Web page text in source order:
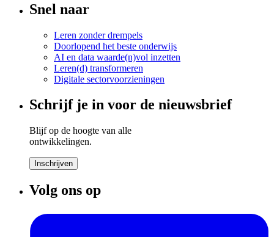
Snel naar
Leren zonder drempels
Doorlopend het beste onderwijs
AI en data waarde(n)vol inzetten
Leren(d) transformeren
Digitale sectorvoorzieningen
Schrijf je in voor de nieuwsbrief
Blijf op de hoogte van alle
ontwikkelingen.
Inschrijven
Volg ons op